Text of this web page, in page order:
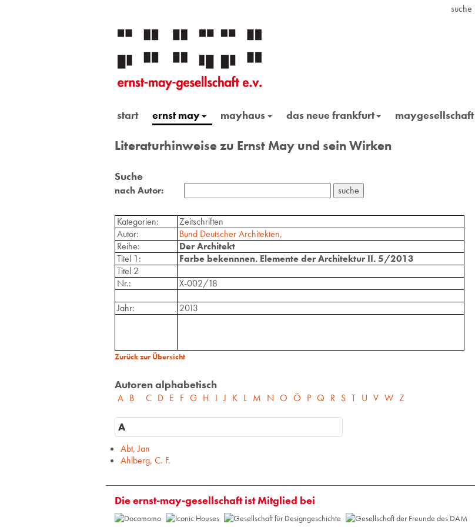
suche
start ernst may mayhaus das neue frankfurt maygesellschaft
Literaturhinweise zu Ernst May und sein Wirken
Suche
nach Autor:
Kategorien:
Zeitschriften
Autor:
Bund Deutscher Architekten,
Reihe:
Der Architekt
Titel 1:
Farbe bekennnen. Elemente der Architektur II. 5/2013
Titel 2
Nr.:
X-002/18
Jahr:
2013
Zurück zur Übersicht
Autoren alphabetisch
A B C D E F G H I J K L M N O Ö P Q R S T U V W Z
A
Abt, Jan
Ahlberg, C. F.
Die ernst-may-gesellschaft ist Mitglied bei